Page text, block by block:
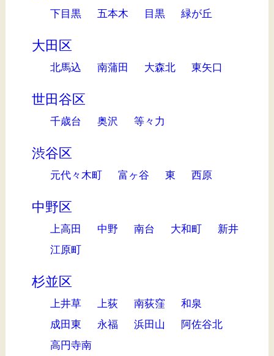
下目黒 五本木 目黒 緑が丘
大田区
北馬込 南蒲田 大森北 東矢口
世田谷区
千歳台 奥沢 等々力
渋谷区
元代々木町 富ヶ谷 東 西原
中野区
上高田 中野 南台 大和町
新井
江原町
杉並区
上井草 上荻 南荻窪
和泉
成田東
永福 浜田山
阿佐谷北
高円寺南